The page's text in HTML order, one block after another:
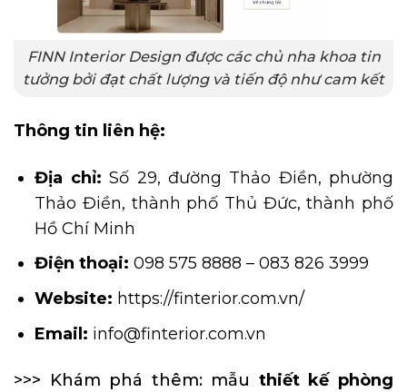
FINN Interior Design được các chủ nha khoa tin
tưởng bởi đạt chất lượng và tiến độ như cam kết
Thông tin liên hệ:
Địa chỉ: Số 29, đường Thảo Điền, phường
Thảo Điền, thành phố Thủ Đức, thành phố
Hồ Chí Minh
Điện thoại: 098 575 8888 – 083 826 3999
Website: https://finterior.com.vn/
Email: info@finterior.com.vn
>>> Khám phá thêm: mẫu thiết kế phòng